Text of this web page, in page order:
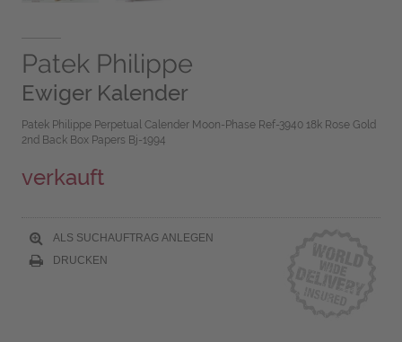
Patek Philippe
Ewiger Kalender
Patek Philippe Perpetual Calender Moon-Phase Ref-3940 18k Rose Gold
2nd Back Box Papers Bj-1994
verkauft
ALS SUCHAUFTRAG ANLEGEN
DRUCKEN